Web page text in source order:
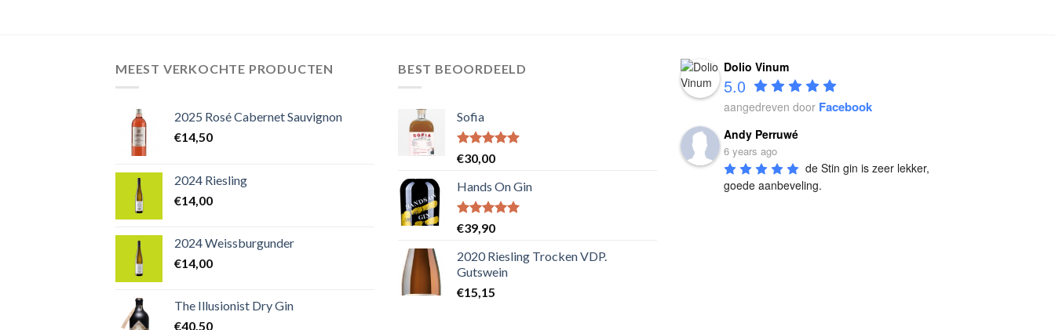
MEEST VERKOCHTE PRODUCTEN
2025 Rosé Cabernet Sauvignon
€14,50
2024 Riesling
€14,00
2024 Weissburgunder
€14,00
The Illusionist Dry Gin
€40,50
BEST BEOORDEELD
Sofia
Waardering
5.00uit 5
€30,00
Hands On Gin
Waardering
5.00uit 5
€39,90
2020 Riesling Trocken VDP.
Gutswein
€15,15
Dolio Vinum
5.0
aangedreven door Facebook
Andy Perruwé
6 years ago
de Stin gin is zeer lekker,
goede aanbeveling.